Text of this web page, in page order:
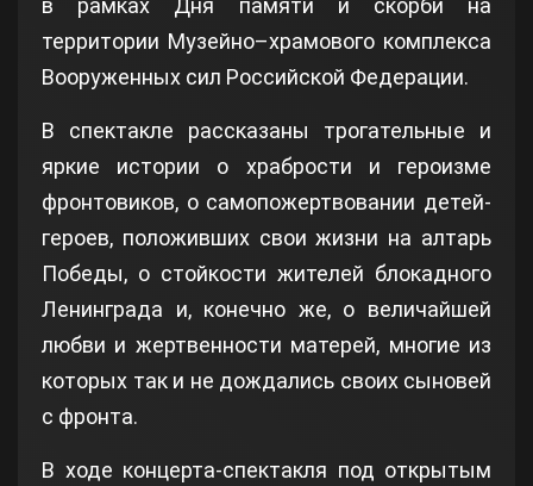
территории Музейно–храмового комплекса
Вооруженных сил Российской Федерации.
В спектакле рассказаны трогательные и
яркие истории о храбрости и героизме
фронтовиков, о самопожертвовании детей-
героев, положивших свои жизни на алтарь
Победы, о стойкости жителей блокадного
Ленинграда и, конечно же, о величайшей
любви и жертвенности матерей, многие из
которых так и не дождались своих сыновей
с фронта.
В ходе концерта-спектакля под открытым